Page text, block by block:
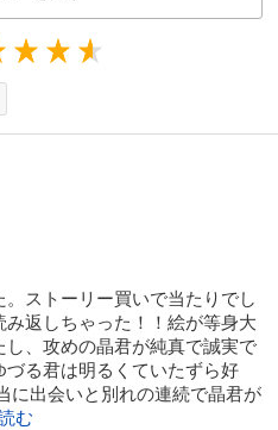
ストーリー買いで当たりでし
返しちゃった！！絵が等身大
、攻めの晶君が純真で誠実で
る君は明るくていたずら好
出会いと別れの連続で晶君が
む